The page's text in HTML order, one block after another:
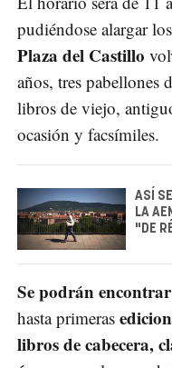
pudiéndose alargar
Plaza del Castillo
años, tres pabellones
libros de viejo,
ocasión y facsímiles.
ASÍ
LA
"DE
Se podrán
hasta primeras
libros de cabecera,